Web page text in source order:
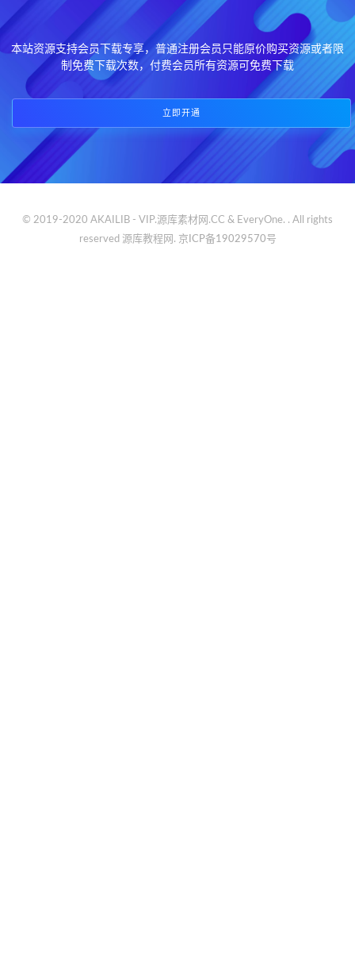
本站资源支持会员下载专享，普通注册会员只能原价购买资源或者限
制免费下载次数，付费会员所有资源可免费下载
立即开通
© 2019-2020 AKAILIB - VIP.源库素材网.CC & EveryOne. . All rights
reserved 源库教程网. 京ICP备19029570号